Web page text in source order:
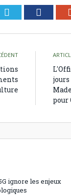
Twitter
pour
ignore les enjeux